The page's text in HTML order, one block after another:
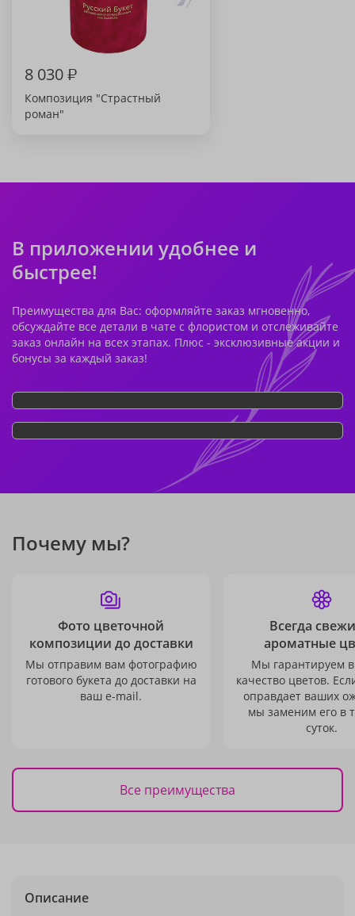
8 030₽
Композиция "Страстный
роман"
В приложении удобнее и
быстрее!
Преимущества для Вас: оформляйте заказ мгновенно,
обсуждайте все детали в чате с флористом и отслеживайте
заказ онлайн на всех этапах. Плюс - эксклюзивные акции и
бонусы за каждый заказ!
Почему мы?
Фото цветочной
композиции до доставки
Мы отправим вам фотографию
готового букета до доставки на
ваш e-mail.
Всегда
ароматные
Мы гарантируем
качество цветов.
оправдает ваших
мы заменим его в
суток.
Все преимущества
Описание